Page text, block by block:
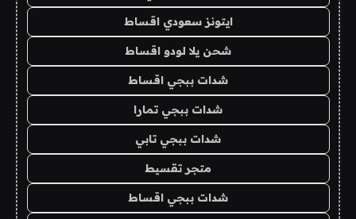
ايتونز سعودي اقساط
شحن يلا لودو اقساط
شدات ببجي اقساط
شدات ببجي تمارا
شدات ببجي تابي
متجر تقسيط
شدات ببجي اقساط